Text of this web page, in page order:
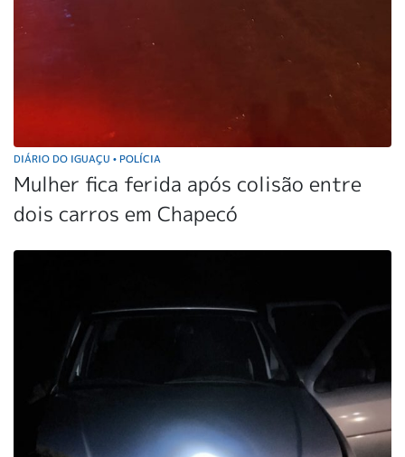
DIÁRIO DO IGUAÇU • POLÍCIA
Mulher fica ferida após colisão entre
dois carros em Chapecó